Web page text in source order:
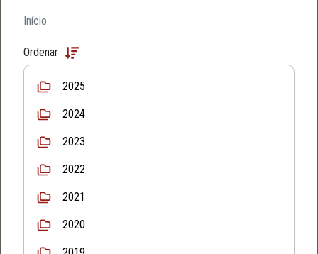
Início
Ordenar
2025
2024
2023
2022
2021
2020